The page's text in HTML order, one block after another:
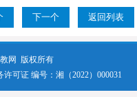
下一个 返回列表
网 版权所有
可证 编号：湘（2022）000031